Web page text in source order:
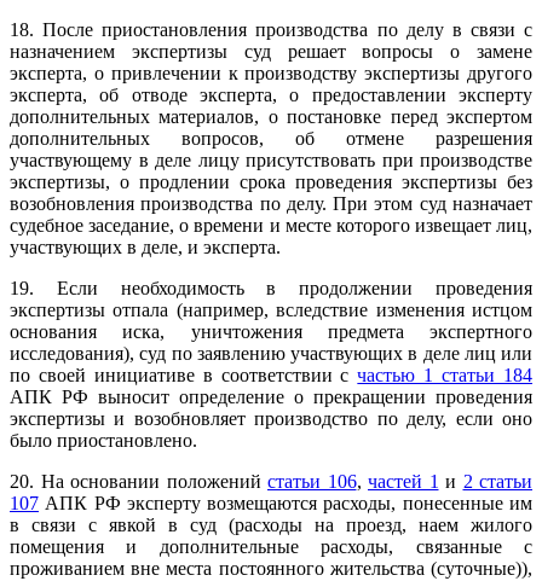
18. После приостановления производства по делу в связи с
назначением экспертизы суд решает вопросы о замене
эксперта, о привлечении к производству экспертизы другого
эксперта, об отводе эксперта, о предоставлении эксперту
дополнительных материалов, о постановке перед экспертом
дополнительных вопросов, об отмене разрешения
участвующему в деле лицу присутствовать при производстве
экспертизы, о продлении срока проведения экспертизы без
возобновления производства по делу. При этом суд назначает
судебное заседание, о времени и месте которого извещает лиц,
участвующих в деле, и эксперта.
19. Если необходимость в продолжении проведения
экспертизы отпала (например, вследствие изменения истцом
основания иска, уничтожения предмета экспертного
исследования), суд по заявлению участвующих в деле лиц или
по своей инициативе в соответствии счастью 1 статьи 184
АПК РФ выносит определение о прекращении проведения
экспертизы и возобновляет производство по делу, если оно
было приостановлено.
20. На основании положений статьи 106, частей 1 и 2 статьи
107 АПК РФ эксперту возмещаются расходы, понесенные им
в связи с явкой в суд (расходы на проезд, наем жилого
помещения и дополнительные расходы, связанные с
проживанием вне места постоянного жительства (суточные)),